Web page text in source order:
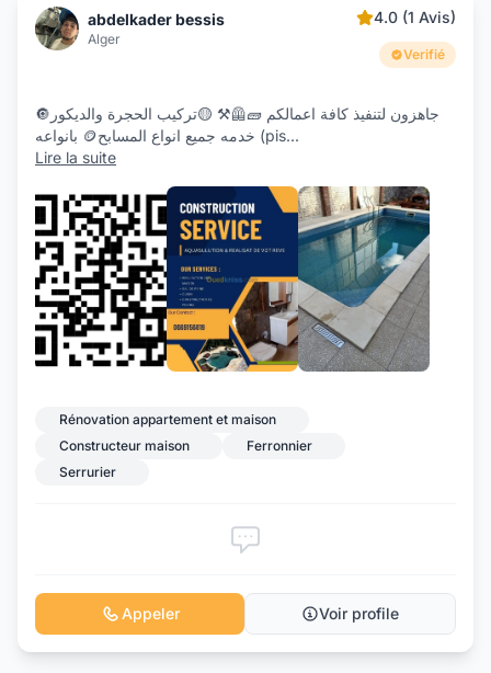
abdelkader bessis
Alger
4.0 (1 Avis)
Verifié
🔘جاهزون لتنفيذ كافة اعمالكم 🧱🦺⁦⚒️⁩ 🟡تركيب الحجرة والديكور
بانواعه 🪙خدمه جميع انواع المسابح (pis...
Lire la suite
Rénovation appartement et maison
Constructeur maison
Ferronnier
Serrurier
Appeler Voir profile